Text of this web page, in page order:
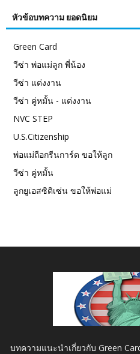
หัวข้อบทความ ยอดนิยม
Green Card
วีซ่า พ่อแม่ลูก พี่น้อง
วีซ่า แต่งงาน
วีซ่า คู่หมั้น - แต่งงาน
NVC STEP
U.S.Citizenship
พ่อแม่ถือกรีนการ์ด ขอให้ลูก
วีซ่า คู่หมั้น
ลูกยูเอสซิติเซ่น ขอให้พ่อแม่
บทความแนะนำเกี่ยวกับ Green